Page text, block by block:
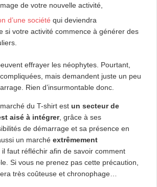
de votre nouvelle activité,
d’une société qui deviendra
si votre activité commence à générer des
effrayer les néophytes. Pourtant,
mais demandent juste un peu
Rien d’insurmontable donc.
du T-shirt est un secteur de
aisé à intégrer, grâce à ses
de démarrage et sa présence en
un marché extrêmement
il faut réfléchir afin de savoir comment
Si vous ne prenez pas cette précaution,
très coûteuse et chronophage…